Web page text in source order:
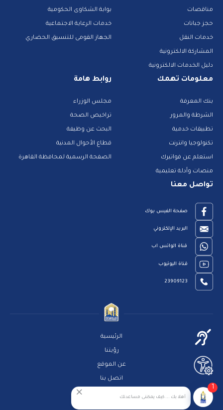
مناقصات
حجز جبانات
خدمات النقل
المشاركة الالكترونية
دليل الخدمات الالكترونية
بوابة الشكاوى الحكومية
خدمات الرعاية الاجتماعية
الجهاز القومى للتنسيق الحضاري
معلومات تهمك
بنك المعرفة
الشرطة والمرور
تطبيقات خدمية
تكنولوجيا وانترنت
استعلم عن فواتيرك
منصات وأدلة تعليمية
روابط هامة
مجلس الوزراء
تراخيص الصحة
البحث عن وظيفة
قطاع الأحوال المدنية
الصفحة الرسمية لمحافظة القاهرة
تواصل معنا
صفحة الفيس بوك
البريد الإلكتروني
قناة الواتس اب
قناة اليوتيوب
23909123
الرئيسية
رؤيتنا
عن الموقع
اتصل بنا
أهلا بك ... كيف يمكننى مساعدتك
1